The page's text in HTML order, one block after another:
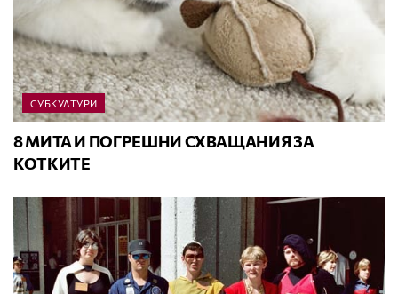
СУБКУЛТУРИ
8 МИТА И ПОГРЕШНИ СХВАЩАНИЯ ЗА
КОТКИТЕ